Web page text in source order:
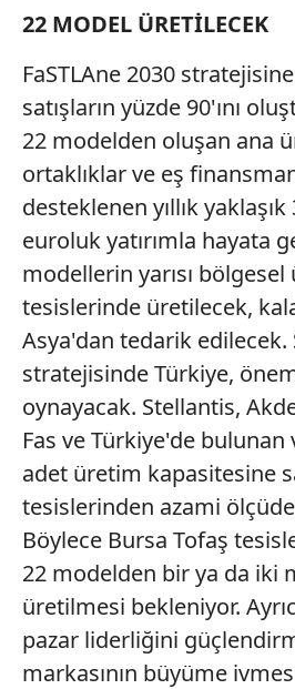
verileriniz işlenmekte olup gerekli
kullanılmaktadır. Diğer çerezler,
kılınması ve kişiselleştirilmesi ve
reklam/pazarlama faaliyetlerinin
sınırlı olarak açık rızanız dahilinde
Çerezlere ilişkin tercihlerinizi
vasıtasıyla belirleyebilirsiniz.
için Ayarlar butonuna tıklayabilir,
ziyaret edebilirsiniz.
6698 sayılı Kişisel Verilerin
hazırlanmış Aydınlatma Metnimizi
ilgili mevzuata uygun olarak
almak için lütfen
22 MODEL ÜRETİLECEK
FaSTLAne 2030
satışların yüzde 90'ını
22 modelden oluşan ana
ortaklıklar ve eş
desteklenen yıllık
euroluk yatırımla hayata
modellerin yarısı
tesislerinde üretilecek,
Asya'dan tedarik
stratejisinde Türkiye,
oynayacak. Stellantis,
Fas ve Türkiye'de
adet üretim kapasitesine
tesislerinden azami
Böylece Bursa Tofaş
22 modelden bir ya da iki
üretilmesi bekleniyor.
pazar liderliğini
markasının büyüme